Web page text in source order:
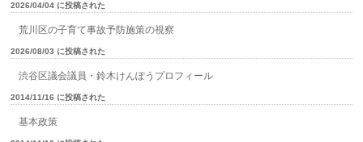
2026/04/04 に投稿された
荒川区の子育て事故予防施策の視察
2026/08/03 に投稿された
渋谷区議会議員・鈴木けんぽうプロフィール
2014/11/16 に投稿された
基本政策